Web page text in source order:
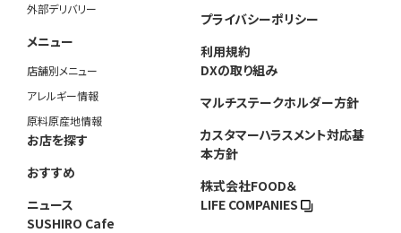
外部デリバリー
メニュー
店舗別メニュー
アレルギー情報
原料原産地情報
お店を探す
おすすめ
ニュース
SUSHIRO Cafe
プライバシーポリシー
利用規約
DXの取り組み
マルチステークホルダー方針
カスタマーハラスメント対応基
本方針
株式会社FOOD＆
LIFE COMPANIES